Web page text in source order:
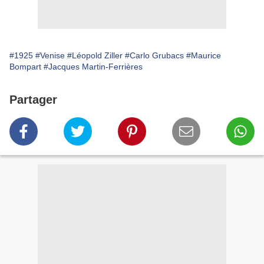
#1925 #Venise #Léopold Ziller #Carlo Grubacs #Maurice
Bompart #Jacques Martin-Ferrières
Partager